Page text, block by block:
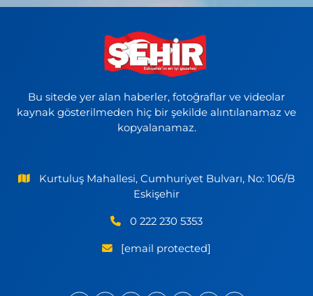
Bu sitede yer alan haberler, fotoğraflar ve videolar
kaynak gösterilmeden hiç bir şekilde alıntılanamaz ve
kopyalanamaz.
Kurtuluş Mahallesi, Cumhuriyet Bulvarı, No: 106/B
Eskişehir
0 222 230 5353
[email protected]